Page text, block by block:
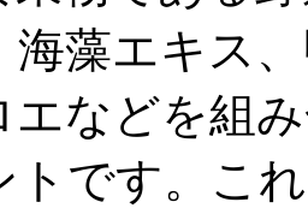
海藻エキス
エなどを組
トです。こ